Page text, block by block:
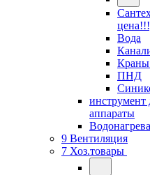
Вода
Краны
ПНД
инструмент
аппараты
9 Вентиляция
7 Хоз.товары